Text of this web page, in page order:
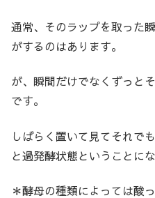
通常、そのラップを取った
がするのはあります。
が、瞬間だけでなくずっと
です。
しばらく置いて見てそれで
と過発酵状態ということにな
＊酵母の種類によっては酸